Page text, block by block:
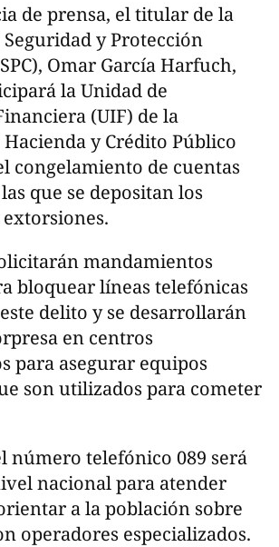
de prensa, el titular de la
y Protección
Omar García Harfuch,
la Unidad de
(UIF) de la
y Crédito Público
congelamiento de cuentas
que se depositan los
mandamientos
bloquear líneas telefónicas
delito y se desarrollarán
en centros
para asegurar equipos
son utilizados para cometer
número telefónico 089 será
nacional para atender
a la población sobre
operadores especializados.